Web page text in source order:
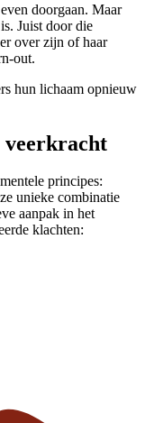
doorgaan. Maar
Juist door die
over zijn of haar
out.
hun lichaam opnieuw
veerkracht
principes:
unieke combinatie
aanpak in het
klachten: